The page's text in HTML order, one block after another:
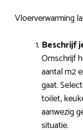
Vloerverwarming
Beschrijf
Omschrijf
aantal m2
gaat.
toilet,
aanwezig
situatie.